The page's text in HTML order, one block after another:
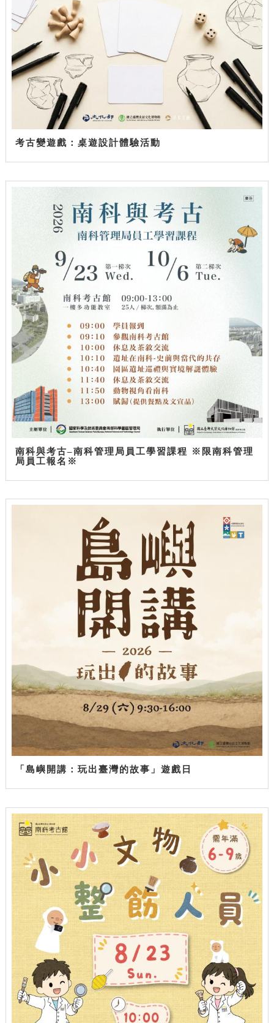
考古變遊戲：桌遊設計體驗活動
南科與考古–南科管理局員工學習課程 ※限南科管理
局員工報名※
「島嶼開講：玩出臺灣的故事」遊戲日